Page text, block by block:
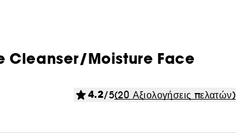
Cleanser/Moisture Face
4.2/5(20 Αξιολογήσεις πελατών)